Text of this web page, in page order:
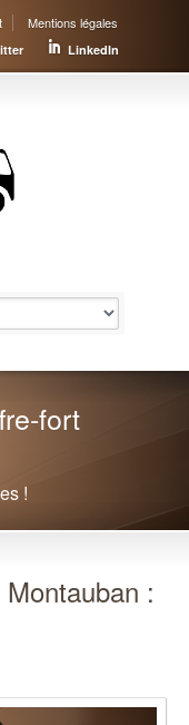
Mentions légales
LinkedIn
fort
!
: